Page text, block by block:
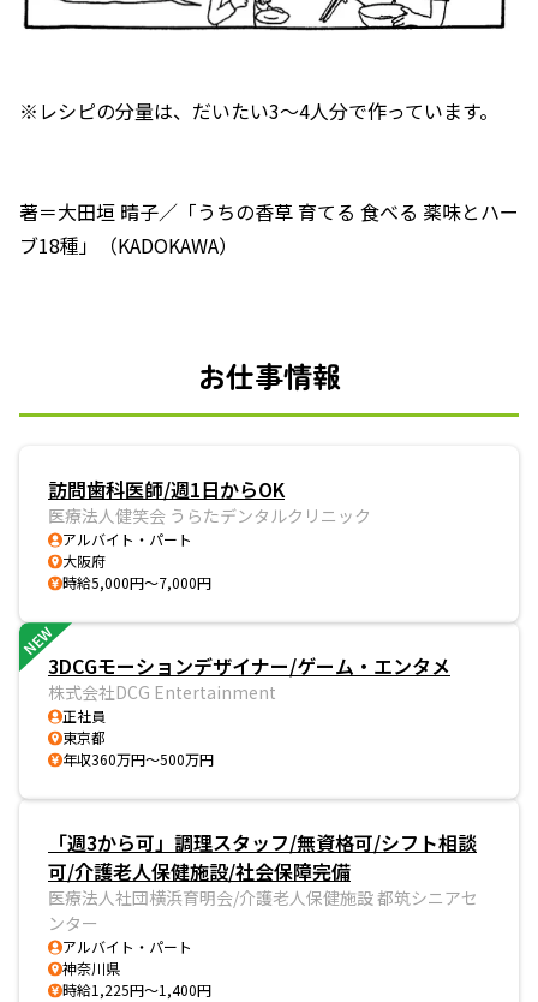
※レシピの分量は、だいたい3～4人分で作っています。
著＝大田垣 晴子／「うちの香草 育てる 食べる 薬味とハー
ブ18種」（KADOKAWA）
お仕事情報
訪問歯科医師/週1日からOK
医療法人健笑会 うらたデンタルクリニック
アルバイト・パート
大阪府
時給5,000円～7,000円
NEW
3DCGモーションデザイナー/ゲーム・エンタメ
株式会社DCG Entertainment
正社員
東京都
年収360万円～500万円
「週3から可」調理スタッフ/無資格可/シフト相談
可/介護老人保健施設/社会保障完備
医療法人社団横浜育明会/介護老人保健施設 都筑シニアセ
ンター
アルバイト・パート
神奈川県
時給1,225円～1,400円